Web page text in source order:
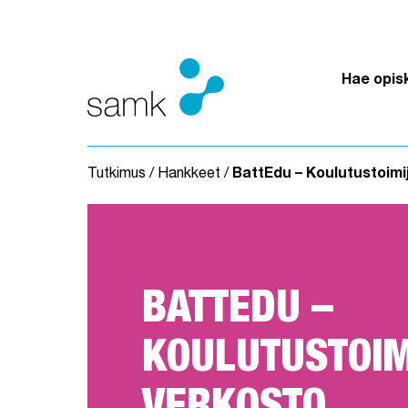
Hae
Tutkimus / Hankkeet / BattEdu –
BATTEDU –